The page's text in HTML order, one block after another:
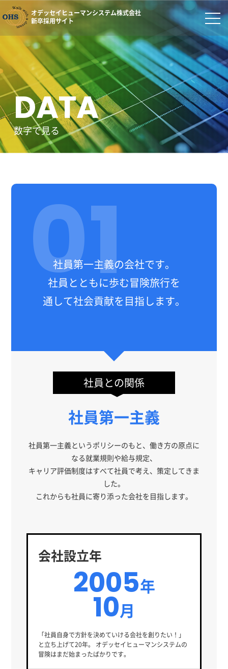
オデッセイヒューマンシステム株式会社
新卒採用サイト
DATA
数字で見る
01
社員第一主義の会社です。
社員とともに歩む冒険旅行を
通して社会貢献を目指します。
社員との関係
社員第一主義
社員第一主義というポリシーのもと、働き方の原点に
なる就業規則や給与規定、
キャリア評価制度はすべて社員で考え、策定してきま
した。
これからも社員に寄り添った会社を目指します。
会社設立年
2005年
10月
「社員自身で方針を決めていける会社を創りたい！」
と立ち上げて20年。 オデッセイヒューマンシステムの
冒険はまだ始まったばかりです。